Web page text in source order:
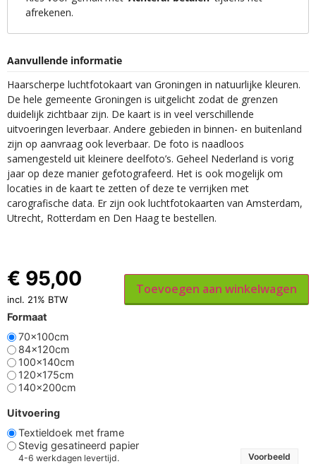
afrekenen.
Aanvullende informatie
Haarscherpe luchtfotokaart van Groningen in natuurlijke kleuren.
De hele gemeente Groningen is uitgelicht zodat de grenzen
duidelijk zichtbaar zijn. De kaart is in veel verschillende
uitvoeringen leverbaar. Andere gebieden in binnen- en buitenland
zijn op aanvraag ook leverbaar. De foto is naadloos
samengesteld uit kleinere deelfoto’s. Geheel Nederland is vorig
jaar op deze manier gefotografeerd. Het is ook mogelijk om
locaties in de kaart te zetten of deze te verrijken met
carografische data. Er zijn ook luchtfotokaarten van Amsterdam,
Utrecht, Rotterdam en Den Haag te bestellen.
Formaat
70x100cm
84x120cm
100x140cm
120x175cm
140x200cm
Uitvoering
Textieldoek met frame
Stevig gesatineerd papier
4-6 werkdagen levertijd. Voorbeeld
€ 95,00
incl. 21% BTW
Toevoegen aan winkelwagen